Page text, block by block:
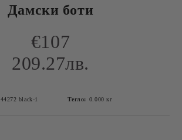
Дамски боти
€107
209.27лв.
44272 black-1 Тегло: 0.000 кг